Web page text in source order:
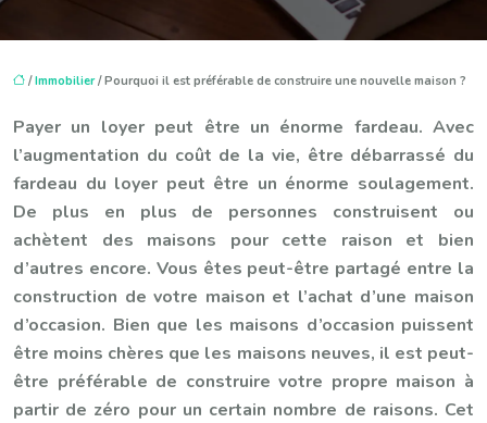
/Immobilier/ Pourquoi il est préférable de construire une nouvelle maison ?
Payer un loyer peut être un énorme fardeau. Avec
l’augmentation du coût de la vie, être débarrassé du
fardeau du loyer peut être un énorme soulagement.
De plus en plus de personnes construisent ou
achètent des maisons pour cette raison et bien
d’autres encore. Vous êtes peut-être partagé entre la
construction de votre maison et l’achat d’une maison
d’occasion. Bien que les maisons d’occasion puissent
être moins chères que les maisons neuves, il est peut-
être préférable de construire votre propre maison à
partir de zéro pour un certain nombre de raisons. Cet